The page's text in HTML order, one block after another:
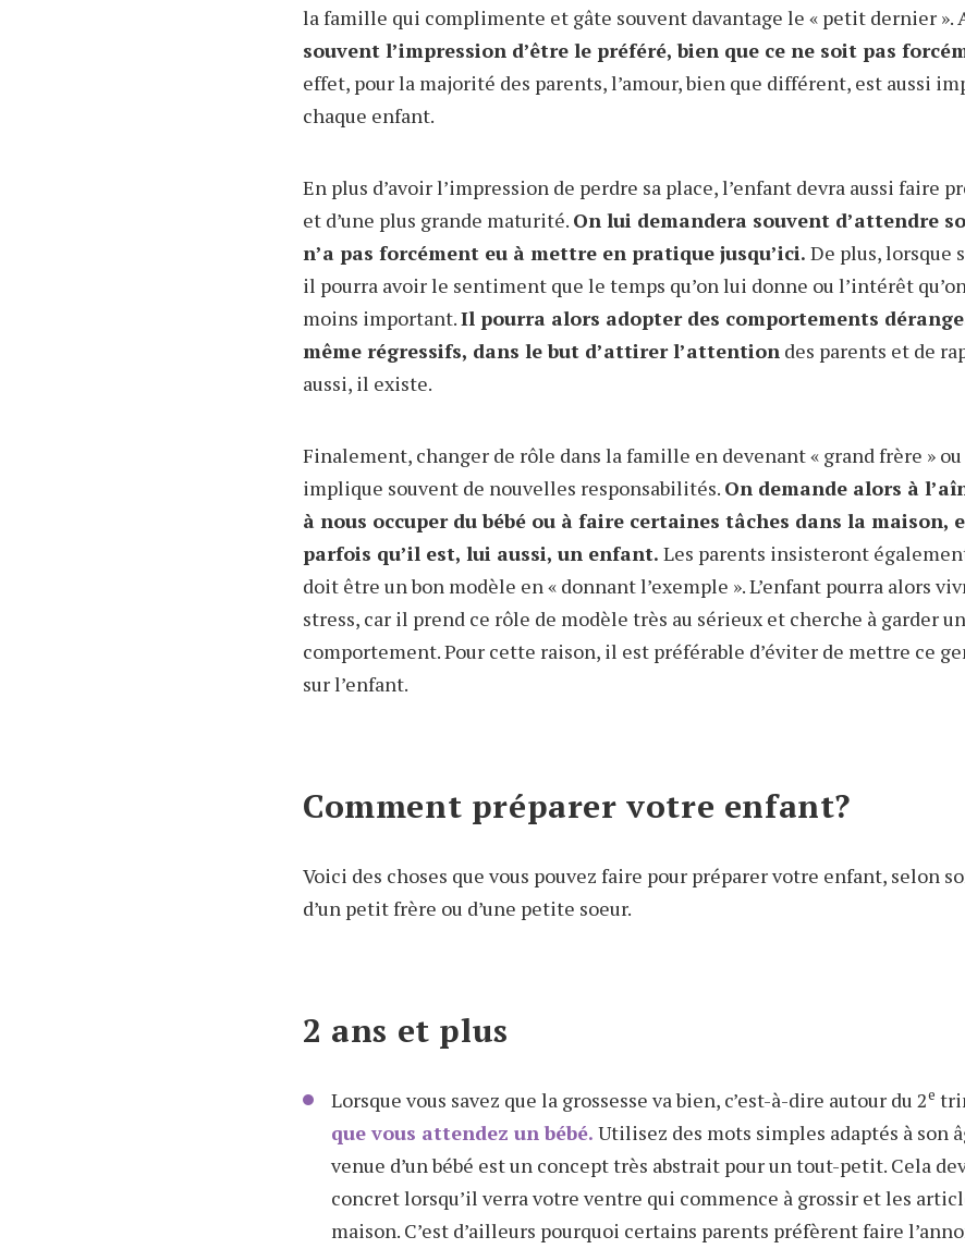
la famille qui complimente et gâte souvent davantage le « petit dernier ».
souvent l’impression d’être le préféré, bien que ce ne soit pas
effet, pour la majorité des parents, l’amour, bien que différent, est aussi
chaque enfant.
En plus d’avoir l’impression de perdre sa place, l’enfant devra aussi faire
et d’une plus grande maturité. On lui demandera souvent d’attendre
n’a pas forcément eu à mettre en pratique jusqu’ici. De plus, lorsque
il pourra avoir le sentiment que le temps qu’on lui donne ou l’intérêt
moins important.Il pourra alors adopter des comportements
même régressifs, dans le but d’attirer l’attention des parents et de
aussi, il existe.
Finalement, changer de rôle dans la famille en devenant « grand frère » ou
implique souvent de nouvelles responsabilités. On demande alors à
à nous occuper du bébé ou à faire certaines tâches dans la maison,
parfois qu’il est, lui aussi, un enfant. Les parents insisteront
doit être un bon modèle en « donnant l’exemple ». L’enfant pourra alors
stress, car il prend ce rôle de modèle très au sérieux et cherche à garder
comportement. Pour cette raison, il est préférable d’éviter de mettre ce
sur l’enfant.
Comment préparer votre enfant?
Voici des choses que vous pouvez faire pour préparer votre enfant, selon
d’un petit frère ou d’une petite soeur.
2 ans et plus
Lorsque vous savez que la grossesse va bien, c’est-à-dire autour du 2e
que vous attendez un bébé. Utilisez des mots simples adaptés à son
venue d’un bébé est un concept très abstrait pour un tout-petit. Cela
concret lorsqu’il verra votre ventre qui commence à grossir et les
maison. C’est d’ailleurs pourquoi certains parents préfèrent faire